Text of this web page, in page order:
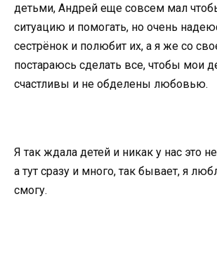
детьми, Андрей еще совсем мал
ситуацию и помогать, но очень
сестрёнок и полюбит их, а я же со
постараюсь сделать все, чтобы мои
счастливы и не обделены любовью.
Я так ждала детей и никак у нас это
а тут сразу и много, так бывает, я
смогу.